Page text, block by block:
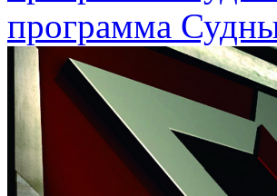
программа